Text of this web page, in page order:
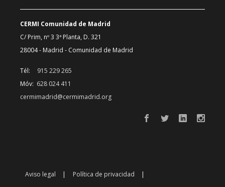
CERMI Comunidad de Madrid
C/ Prim, nº 3 3ª Planta, D. 321
28004 - Madrid - Comunidad de Madrid
Tél:
915 229 265
Móv: 628 024 411
cermimadrid@cermimadrid.org
Aviso legal Política de privacidad